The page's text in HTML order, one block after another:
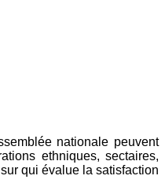
nationale peuvent
ethniques, sectaires,
qui évalue la satisfaction